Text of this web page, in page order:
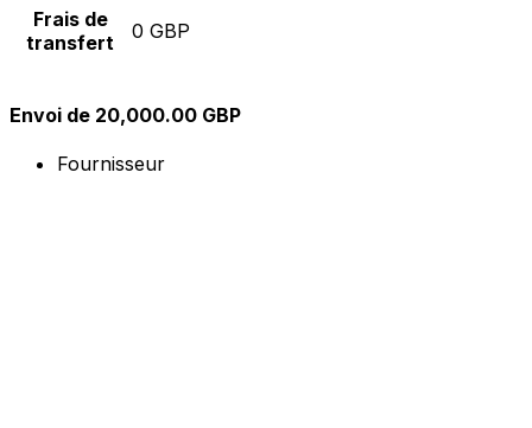
Frais de
transfert
0 GBP
Envoi de 20,000.00 GBP
Fournisseur